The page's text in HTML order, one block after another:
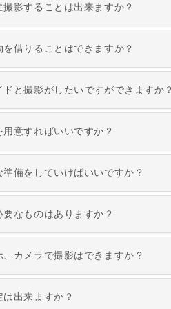
影することは出来ますか？
借りることはできますか？
ドと撮影がしたいですができますか
意すればいいですか？
準備をしていけばいいですか？
要なものはありますか？
、カメラで撮影はできますか？
は出来ますか？